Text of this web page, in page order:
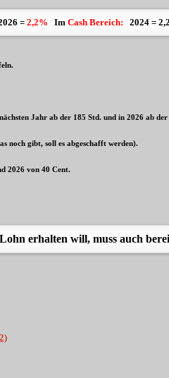
= 2,2% Im Cash Bereich: 2024 =
Jahr ab der 185 Std. und in 2026 ab
noch gibt, soll es abgeschafft werden).
2026 von 40 Cent.
erhalten will, muss auch